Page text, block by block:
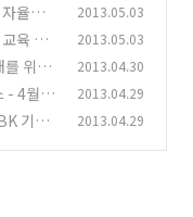
율점
2013.05.03
육 방
2013.05.03
를 위한
2013.04.30
- 4월 5
2013.04.29
기업
2013.04.29